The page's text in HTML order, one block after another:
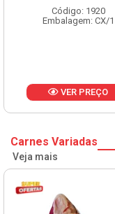
Carnes Variadas
Veja mais